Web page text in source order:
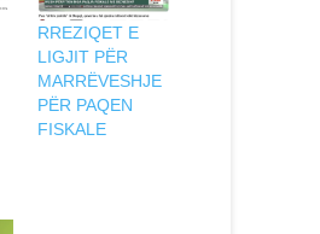
RREZIQET E
LIGJIT PËR
MARRËVESHJE
PËR PAQEN
FISKALE